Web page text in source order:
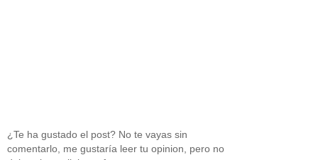
¿Te ha gustado el post? No te vayas sin
comentarlo, me gustaría leer tu opinion, pero no